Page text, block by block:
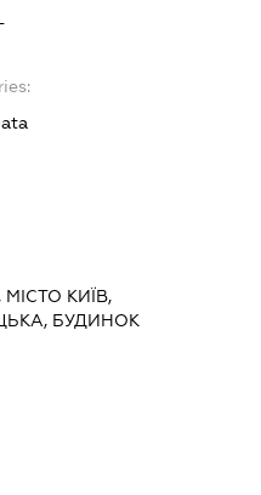
МІСТО КИЇВ,
БУДИНОК